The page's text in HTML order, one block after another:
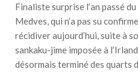
Finaliste surprise l’an passé
Medves, qui n’a pas su
récidiver aujourd’hui, suite à
sankaku-jime imposée à
désormais terminé des quarts